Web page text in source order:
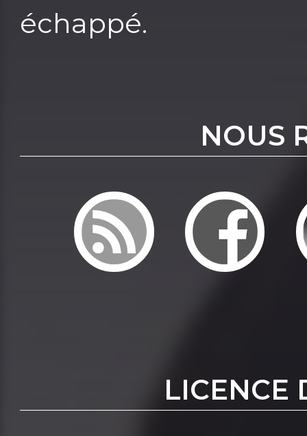
échappé.
NOUS
LICENCE